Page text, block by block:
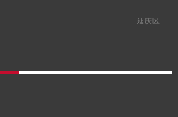
延庆区